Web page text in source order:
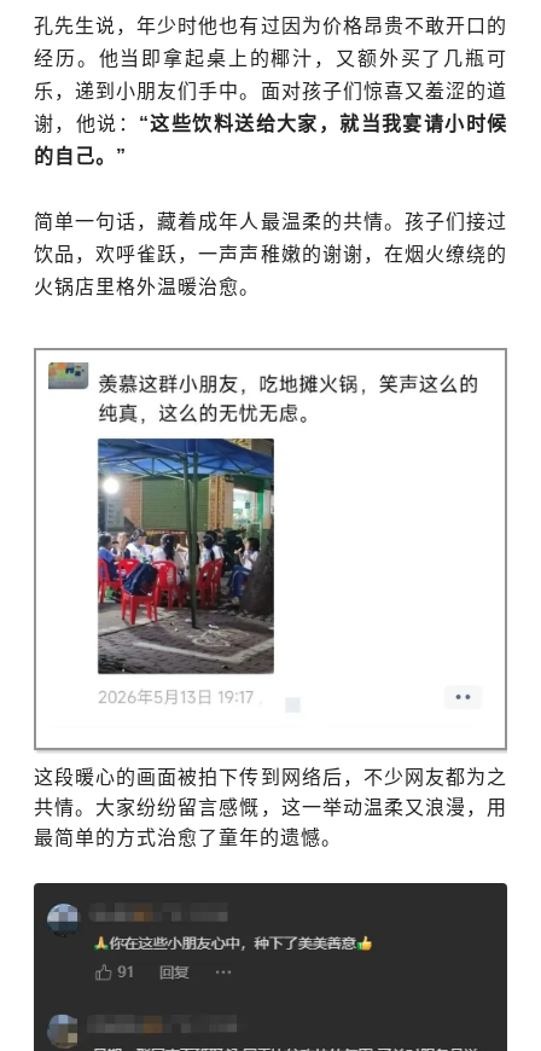
孔先生说，年少时他也有过因为价格昂贵不敢开口的
经历。他当即拿起桌上的椰汁，又额外买了几瓶可
乐，递到小朋友们手中。面对孩子们惊喜又羞涩的道
谢，他说： “这些饮料送给大家，就当我宴请小时候
的自己。”
简单一句话，藏着成年人最温柔的共情。孩子们接过
饮品，欢呼雀跃，一声声稚嫩的谢谢，在烟火缭绕的
火锅店里格外温暖治愈。
这段暖心的画面被拍下传到网络后，不少网友都为之
共情。大家纷纷留言感慨，这一举动温柔又浪漫，用
最简单的方式治愈了童年的遗憾。